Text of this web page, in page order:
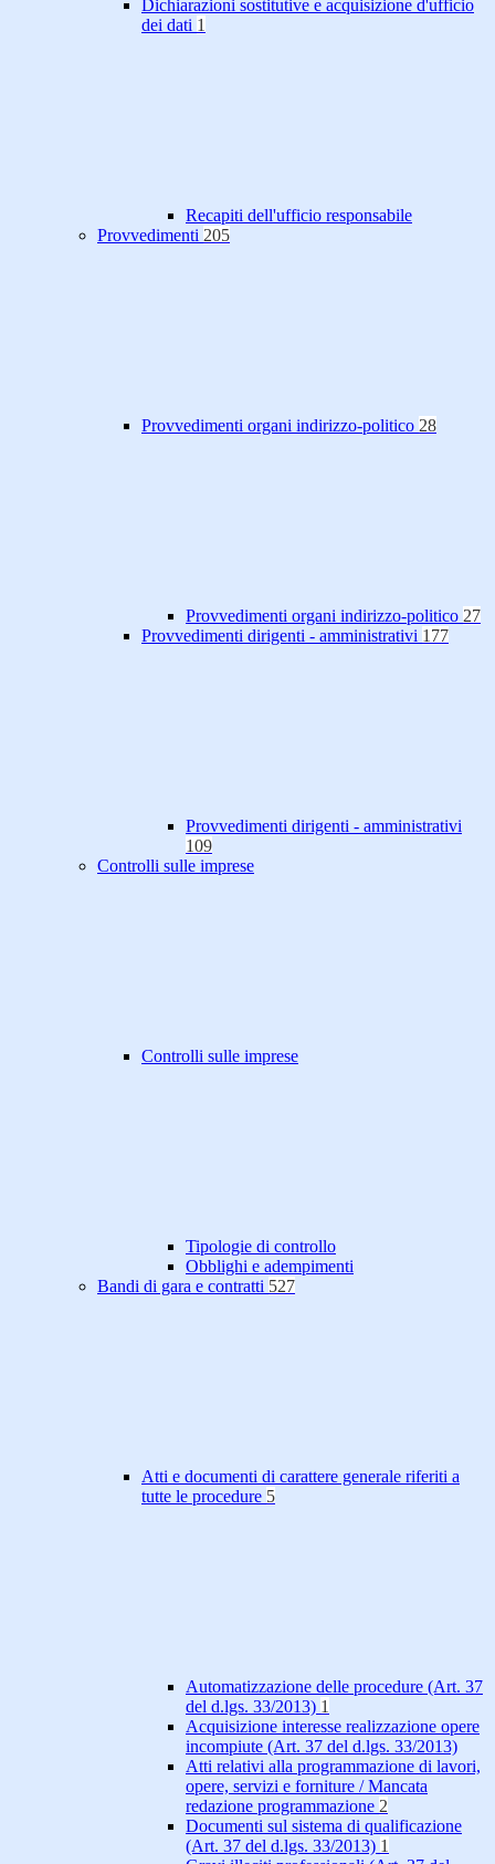
Dichiarazioni sostitutive e acquisizione d'ufficio
dei dati 1
Recapiti dell'ufficio responsabile
Provvedimenti 205
Provvedimenti organi indirizzo-politico 28
Provvedimenti organi indirizzo-politico 27
Provvedimenti dirigenti - amministrativi 177
Provvedimenti dirigenti - amministrativi
109
Controlli sulle imprese
Controlli sulle imprese
Tipologie di controllo
Obblighi e adempimenti
Bandi di gara e contratti 527
Atti e documenti di carattere generale riferiti a
tutte le procedure 5
Automatizzazione delle procedure (Art. 37
del d.lgs. 33/2013) 1
Acquisizione interesse realizzazione opere
incompiute (Art. 37 del d.lgs. 33/2013)
Atti relativi alla programmazione di lavori,
opere, servizi e forniture / Mancata
redazione programmazione 2
Documenti sul sistema di qualificazione
(Art. 37 del d.lgs. 33/2013) 1